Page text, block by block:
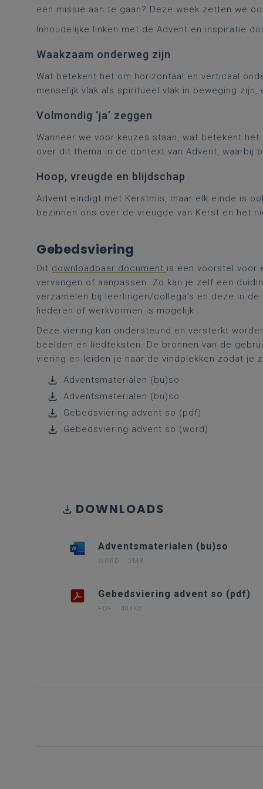
een missie aan te gaan? Deze week zetten we
Inhoudelijke linken met de Advent en inspiratie
Waakzaam onderweg zijn
Wat betekent het om horizontaal en verticaal
menselijk vlak als spiritueel vlak in beweging
Volmondig ‘ja’ zeggen
Wanneer we voor keuzes staan, wat betekent
over dit thema in de context van Advent, waarbij
Hoop, vreugde en blijdschap
Advent eindigt met Kerstmis, maar elk einde is
bezinnen ons over de vreugde van Kerst en het
Gebedsviering
Dit downloadbaar document is een voorstel voor
vervangen of aanpassen. Zo kan je zelf een
verzamelen bij leerlingen/collega’s en deze in
liederen of werkvormen is mogelijk.
Deze viering kan ondersteund en versterkt
beelden en liedteksten. De bronnen van de
viering en leiden je naar de vindplekken zodat
Adventsmaterialen (bu)so
Adventsmaterialen (bu)so
Gebedsviering advent so (pdf)
Gebedsviering advent so (word)
DOWNLOADS
Adventsmaterialen (bu)so
WORD 2MB
Gebedsviering advent so (pdf)
PDF 484KB